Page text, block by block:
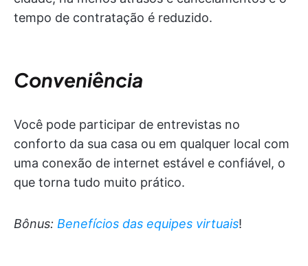
tempo de contratação é reduzido.
Conveniência
Você pode participar de entrevistas no
conforto da sua casa ou em qualquer local com
uma conexão de internet estável e confiável, o
que torna tudo muito prático.
Bônus: Benefícios das equipes virtuais!